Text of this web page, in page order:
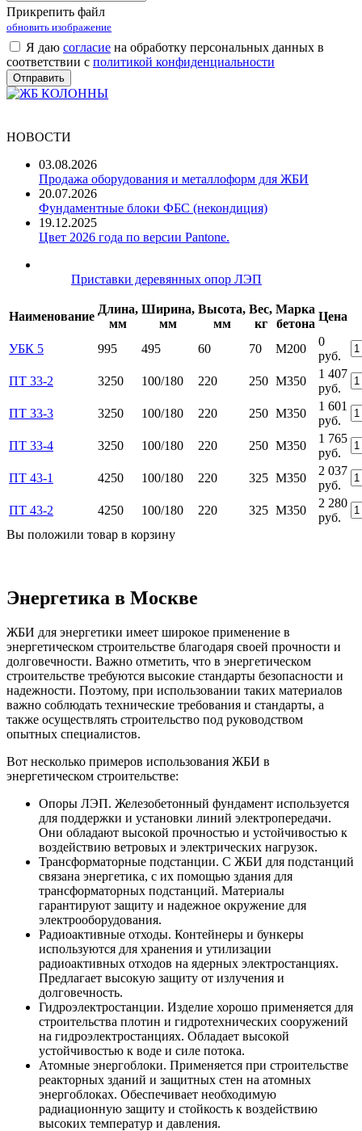
Прикрепить файл
обновить изображение
Я даю согласие на обработку персональных данных в
соответствии с политикой конфиденциальности
НОВОСТИ
03.08.2026
Продажа оборудования и металлоформ для ЖБИ
20.07.2026
Фундаментные блоки ФБС (некондиция)
19.12.2025
Цвет 2026 года по версии Pantone.
Приставки деревянных опор ЛЭП
Наименование
Длина,
мм
Ширина,
мм
Высота,
мм
Вес,
кг
Марка
бетона
Цена
УБК 5 995 495 60 70 М200
0
руб.
ПТ 33-2
3250 100/180 220 250 М350
1 407
руб.
ПТ 33-3
3250 100/180 220 250 М350
1 601
руб.
ПТ 33-4
3250 100/180 220 250 М350
1 765
руб.
ПТ 43-1
4250 100/180 220 325 М350
2 037
руб.
ПТ 43-2
4250 100/180 220 325 М350
2 280
руб.
Вы положили товар в корзину
Энергетика в Москве
ЖБИ для энергетики имеет широкое применение в
энергетическом строительстве благодаря своей прочности и
долговечности. Важно отметить, что в энергетическом
строительстве требуются высокие стандарты безопасности и
надежности. Поэтому, при использовании таких материалов
важно соблюдать технические требования и стандарты, а
также осуществлять строительство под руководством
опытных специалистов.
Вот несколько примеров использования ЖБИ в
энергетическом строительстве:
Опоры ЛЭП. Железобетонный фундамент используется
для поддержки и установки линий электропередачи.
Они обладают высокой прочностью и устойчивостью к
воздействию ветровых и электрических нагрузок.
Трансформаторные подстанции. С ЖБИ для подстанций
связана энергетика, с их помощью здания для
трансформаторных подстанций. Материалы
гарантируют защиту и надежное окружение для
электрооборудования.
Радиоактивные отходы. Контейнеры и бункеры
используются для хранения и утилизации
радиоактивных отходов на ядерных электростанциях.
Предлагает высокую защиту от излучения и
долговечность.
Гидроэлектростанции. Изделие хорошо применяется для
строительства плотин и гидротехнических сооружений
на гидроэлектростанциях. Обладает высокой
устойчивостью к воде и силе потока.
Атомные энергоблоки. Применяется при строительстве
реакторных зданий и защитных стен на атомных
энергоблоках. Обеспечивает необходимую
радиационную защиту и стойкость к воздействию
высоких температур и давления.